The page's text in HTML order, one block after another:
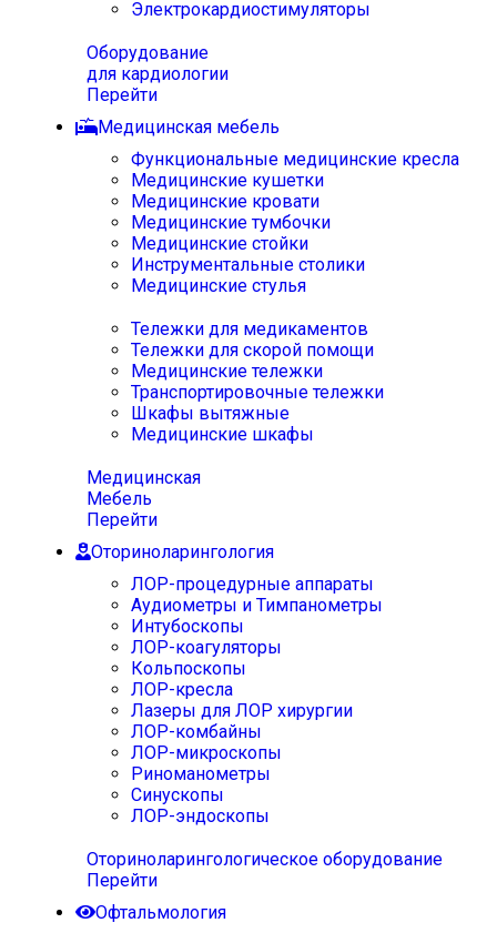
Электрокардиостимуляторы
Оборудование
для кардиологии
Перейти
Медицинская мебель
Функциональные медицинские кресла
Медицинские кушетки
Медицинские кровати
Медицинские тумбочки
Медицинские стойки
Инструментальные столики
Медицинские стулья
Тележки для медикаментов
Тележки для скорой помощи
Медицинские тележки
Транспортировочные тележки
Шкафы вытяжные
Медицинские шкафы
Медицинская
Мебель
Перейти
Оториноларингология
ЛОР-процедурные аппараты
Аудиометры и Тимпанометры
Интубоскопы
ЛОР-коагуляторы
Кольпоскопы
ЛОР-кресла
Лазеры для ЛОР хирургии
ЛОР-комбайны
ЛОР-микроскопы
Риноманометры
Синускопы
ЛОР-эндоскопы
Оториноларингологическое оборудование
Перейти
Офтальмология